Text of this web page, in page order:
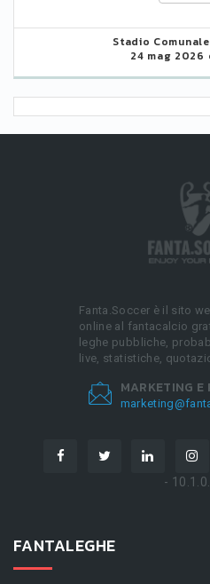
Stadio
24 mag 2026
Fanta.Soccer è il sito
online al fantacalcio
leghe pubbliche,
live, statistiche,
MARKETING
-
FANTALEGHE